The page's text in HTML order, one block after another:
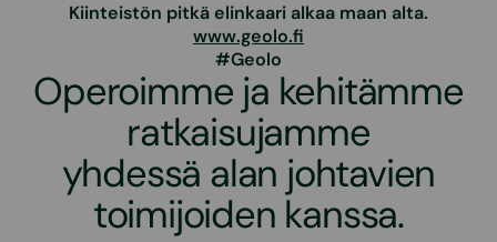
Kiinteistön pitkä elinkaari alkaa maan alta.
www.geolo.fi
#Geolo
Operoimme ja kehitämme
ratkaisujamme
yhdessä alan johtavien
toimijoiden kanssa.